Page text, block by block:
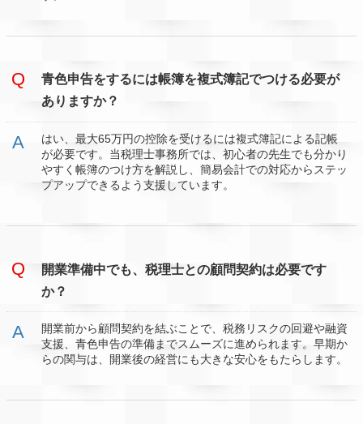
青色申告をするには帳簿を複式簿記でつける必要が
ありますか？
はい、最大65万円の控除を受けるには複式簿記による記帳
が必要です。当税理士事務所では、初心者の先生でも分かり
やすく帳簿のつけ方を解説し、簡易会計での対応からステッ
プアップできるよう支援しています。
開業準備中でも、税理士との顧問契約は必要です
か？
開業前から顧問契約を結ぶことで、税務リスクの回避や融資
支援、青色申告の準備までスムーズに進められます。早期か
らの関与は、開業後の経営にも大きな安心をもたらします。